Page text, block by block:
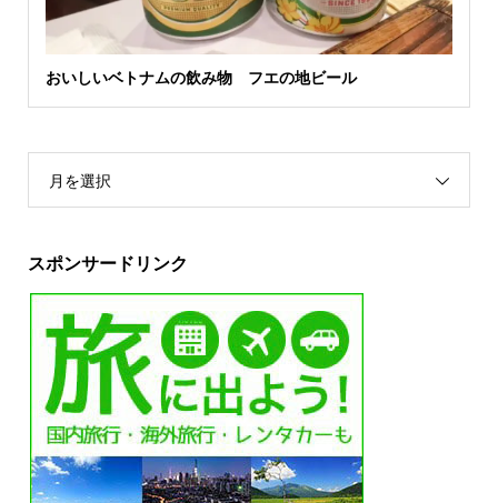
おいしいベトナムの飲み物 フエの地ビール
月を選択
スポンサードリンク